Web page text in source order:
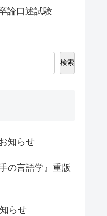
論口述試験
検索
知らせ
の言語学』重版
らせ